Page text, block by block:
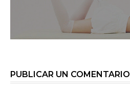
PUBLICAR UN COMENTARIO